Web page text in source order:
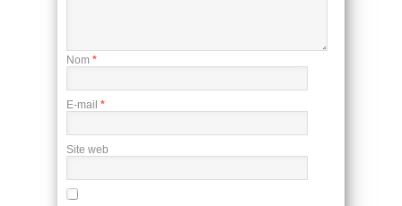
Nom *
E-mail *
Site web